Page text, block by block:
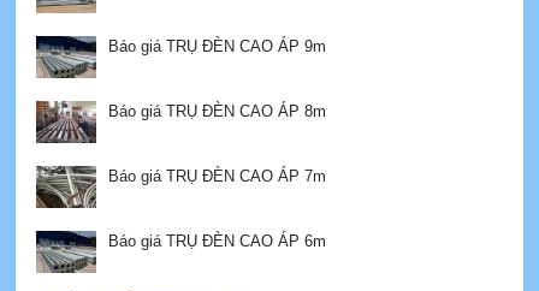
Báo giá TRỤ ĐÈN CAO ÁP 9m
Báo giá TRỤ ĐÈN CAO ÁP 8m
Báo giá TRỤ ĐÈN CAO ÁP 7m
Báo giá TRỤ ĐÈN CAO ÁP 6m